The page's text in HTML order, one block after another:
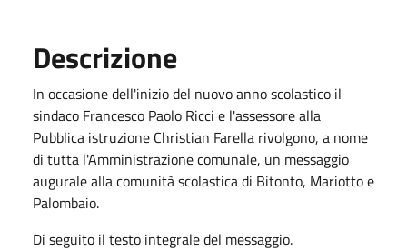
Descrizione
In occasione dell'inizio del nuovo anno scolastico il
sindaco Francesco Paolo Ricci e l'assessore alla
Pubblica istruzione Christian Farella rivolgono, a nome
di tutta l'Amministrazione comunale, un messaggio
augurale alla comunità scolastica di Bitonto, Mariotto e
Palombaio.
Di seguito il testo integrale del messaggio.